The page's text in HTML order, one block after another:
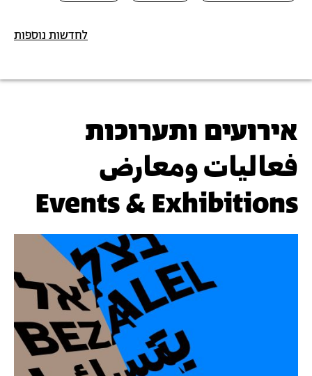
לחדשות נוספות
אירועים ותערוכות
فعاليات ومعارض
Events & Exhibitions